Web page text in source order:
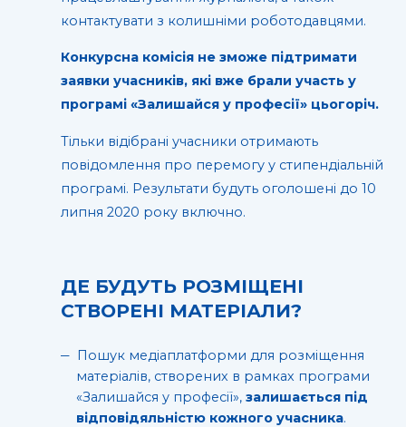
контактувати з колишніми роботодавцями.
Конкурсна комісія не зможе підтримати
заявки учасників, які вже брали участь у
програмі «Залишайся у професії» цьогоріч.
Тільки відібрані учасники отримають
повідомлення про перемогу у стипендіальній
програмі. Результати будуть оголошені до 10
липня 2020 року включно.
ДЕ БУДУТЬ РОЗМІЩЕНІ
СТВОРЕНІ МАТЕРІАЛИ?
Пошук медіаплатформи для розміщення
матеріалів, створених в рамках програми
«Залишайся у професії», залишається під
відповідяльністю кожного учасника.